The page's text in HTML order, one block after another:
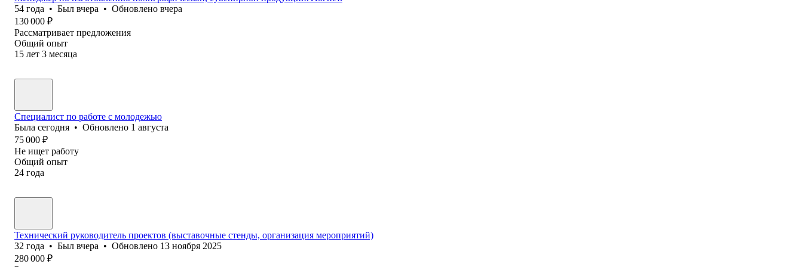
54 года • Был вчера • Обновлено вчера
130 000 ₽
Рассматривает предложения
Общий опыт
15 лет 3 месяца
Специалист по работе с молодежью
Была сегодня • Обновлено 1 августа
75 000 ₽
Не ищет работу
Общий опыт
24 года
Технический руководитель проектов (выставочные стенды, организация мероприятий)
32 года • Был вчера • Обновлено 13 ноября 2025
280 000 ₽